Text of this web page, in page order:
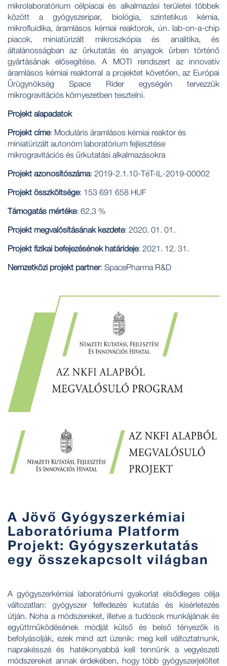
mikrolaboratórium célpiacai és alkalmazási területei többek
között a gyógyszeripar, biológia, szintetikus kémia,
mikrofluidika, áramlásos kémiai reaktorok, ún. lab-on-a-chip
piacok, miniatürizált mikroszkópia és analitika, és
általánosságban az űrkutatás és anyagok űrben történő
gyártásának elősegítése. A MOTI rendszert az innovatív
áramlásos kémiai reaktorral a projektet követően, az Európai
Űrügynökség Space Rider egységén tervezzük
mikrogravitációs környezetben tesztelni.
Projekt alapadatok
Projekt címe: Moduláris áramlásos kémiai reaktor és
miniatürizált autonóm laboratórium fejlesztése
mikrogravitációs és űrkutatási alkalmazásokra
Projekt azonosítószáma: 2019-2.1.10-TéT-IL-2019-00002
Projekt összköltsége: 153 691 658 HUF
Támogatás mértéke: 62,3 %
Projekt megvalósításának kezdete: 2020. 01. 01.
Projekt fizikai befejezésének határideje: 2021. 12. 31.
Nemzetközi projekt partner: SpacePharma R&D
A Jövő Gyógyszerkémiai
Laboratóriuma Platform
Projekt: Gyógyszerkutatás
egy összekapcsolt világban
A gyógyszerkémiai laboratóriumi gyakorlat elsődleges célja
változatlan: gyógyszer felfedezés kutatás és kísérletezés
útján. Noha a módszereket, illetve a tudósok munkájának és
együttműködésének módját külső és belső tényezők is
befolyásolják, ezek mind azt üzenik: meg kell változtatnunk,
naprakésszé és hatékonyabbá kell tennünk a vegyészeti
módszereket annak érdekében, hogy több gyógyszerjelöltet